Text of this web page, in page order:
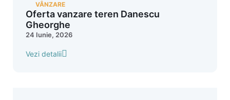
VÂNZARE
Oferta vanzare teren Danescu
Gheorghe
24 Iunie, 2026
Vezi detalii